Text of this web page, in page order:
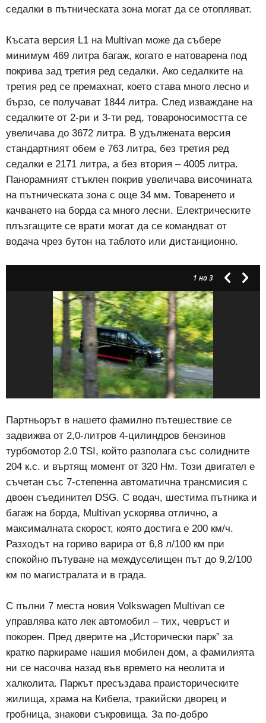
седалки в пътническата зона могат да се отопляват.
Късата версия L1 на Multivan може да събере
минимум 469 литра багаж, когато е натоварена под
покрива зад третия ред седалки. Ако седалките на
третия ред се премахнат, което става много лесно и
бързо, се получават 1844 литра. След изваждане на
седалките от 2-ри и 3-ти ред, товароносимостта се
увеличава до 3672 литра. В удължената версия
стандартният обем е 763 литра, без третия ред
седалки е 2171 литра, а без втория – 4005 литра.
Панорамният стъклен покрив увеличава височината
на пътническата зона с още 34 мм. Товаренето и
качването на борда са много лесни. Електрическите
плъзгащите се врати могат да се командват от
водача чрез бутон на таблото или дистанционно.
1 на 3
Партньорът в нашето фамилно пътешествие се
задвижва от 2,0-литров 4-цилиндров бензинов
турбомотор 2.0 TSI, който разполага със солидните
204 к.с. и въртящ момент от 320 Нм. Този двигател е
съчетан със 7-степенна автоматична трансмисия с
двоен съединител DSG. С водач, шестима пътника и
багаж на борда, Multivan ускорява отлично, а
максималната скорост, която достига е 200 км/ч.
Разходът на гориво варира от 6,8 л/100 км при
спокойно пътуване на междуселищен път до 9,2/100
км по магистралата и в града.
С пълни 7 места новия Volkswagen Multivan се
управлява като лек автомобил – тих, чевръст и
покорен. Пред дверите на „Исторически парк” за
кратко паркираме нашия мобилен дом, а фамилията
ни се насочва назад във времето на неолита и
халколита. Паркът пресъздава праисторическите
жилища, храма на Кибела, тракийски дворец и
гробница, знакови съкровища. За по-добро